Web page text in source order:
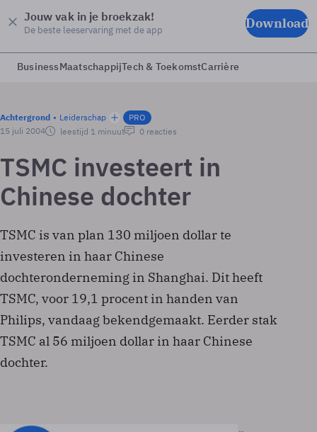
Jouw vak in je broekzak!
De beste leeservaring met de app Download
BusinessMaatschappijTech & ToekomstCarrière
Achtergrond Leiderschap
PRO
15 juli 2004
leestijd 1 minuut 0 reacties
TSMC investeert in
Chinese dochter
TSMC is van plan 130 miljoen dollar te
investeren in haar Chinese
dochteronderneming in Shanghai. Dit heeft
TSMC, voor 19,1 procent in handen van
Philips, vandaag bekendgemaakt. Eerder stak
TSMC al 56 miljoen dollar in haar Chinese
dochter.